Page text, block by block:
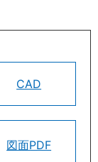
CAD
図面PDF